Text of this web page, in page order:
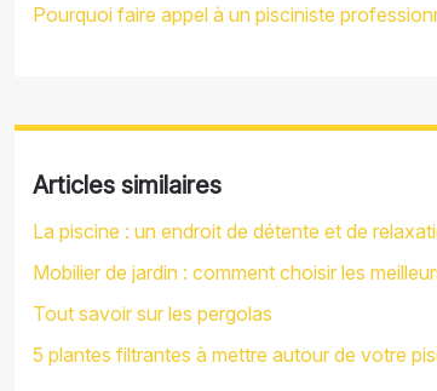
Pourquoi faire appel à un pisciniste
Articles similaires
La piscine : un endroit de détente et de
Mobilier de jardin : comment choisir les
Tout savoir sur les pergolas
5 plantes filtrantes à mettre autour de votre